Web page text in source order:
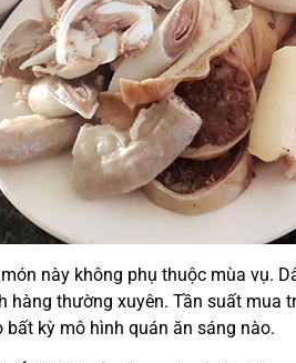
này không phụ thuộc mùa vụ.
hàng thường xuyên. Tần suất
kỳ mô hình quán ăn sáng nào.